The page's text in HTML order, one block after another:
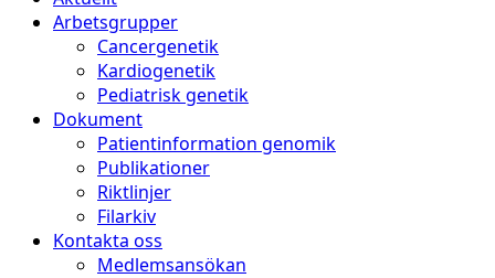
Arbetsgrupper
Cancergenetik
Kardiogenetik
Pediatrisk genetik
Dokument
Patientinformation genomik
Publikationer
Riktlinjer
Filarkiv
Kontakta oss
Medlemsansökan